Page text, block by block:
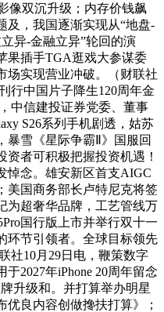
像双沉升级；内存价钱飙
及，我国逐渐实现从“地盘-
异-金融立异”轮回的演
果插手TGA逛戏大参谋委
场实现营业冲破。（财联社
行中国片子降生120周年金
中信建投证券党委、董事
S26系列手机剧透，姑苏
暴雪《星际争霸Ⅱ》国服回
者可积极把握投资机遇！
悼念。雄安新区首支AIGC
美国商务部长卢特尼克将签
为超奢华品牌，工艺管线万
国行版上市并举行双十一
环节引领者。全球目标领先
社10月29日电，鞭策数字
2027年iPhone 20周年留念
升级和。并打算举办明星
良内容创做搀扶打算》；